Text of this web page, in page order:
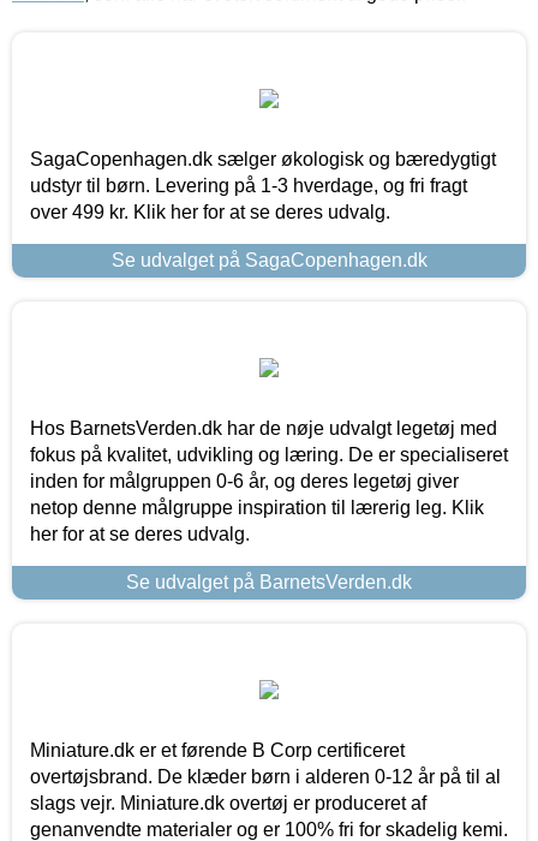
SagaCopenhagen.dk sælger økologisk og bæredygtigt
udstyr til børn. Levering på 1-3 hverdage, og fri fragt
over 499 kr. Klik her for at se deres udvalg.
Se udvalget på SagaCopenhagen.dk
Hos BarnetsVerden.dk har de nøje udvalgt legetøj med
fokus på kvalitet, udvikling og læring. De er specialiseret
inden for målgruppen 0-6 år, og deres legetøj giver
netop denne målgruppe inspiration til lærerig leg. Klik
her for at se deres udvalg.
Se udvalget på BarnetsVerden.dk
Miniature.dk er et førende B Corp certificeret
overtøjsbrand. De klæder børn i alderen 0-12 år på til al
slags vejr. Miniature.dk overtøj er produceret af
genanvendte materialer og er 100% fri for skadelig kemi.